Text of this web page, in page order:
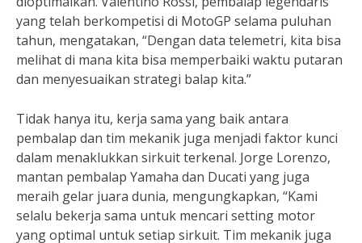
yang telah berkompetisi di MotoGP selama puluhan
tahun, mengatakan, “Dengan data telemetri, kita bisa
melihat di mana kita bisa memperbaiki waktu putaran
dan menyesuaikan strategi balap kita.”
Tidak hanya itu, kerja sama yang baik antara
pembalap dan tim mekanik juga menjadi faktor kunci
dalam menaklukkan sirkuit terkenal. Jorge Lorenzo,
mantan pembalap Yamaha dan Ducati yang juga
meraih gelar juara dunia, mengungkapkan, “Kami
selalu bekerja sama untuk mencari setting motor
yang optimal untuk setiap sirkuit. Tim mekanik juga